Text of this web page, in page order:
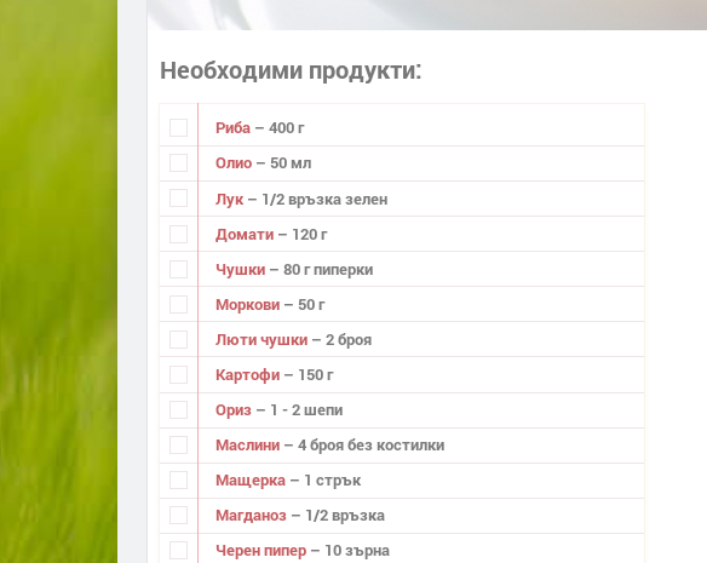
Необходими продукти
Риба – 400 г
Олио – 50 мл
Лук – 1/2 връзка зелен
Домати – 120 г
Чушки – 80 г пиперки
Моркови – 50 г
Люти чушки – 2 броя
Картофи – 150 г
Ориз – 1 - 2 шепи
Маслини – 4 броя без костилки
Мащерка – 1 стрък
Магданоз – 1/2 връзка
Черен пипер – 10 зърна